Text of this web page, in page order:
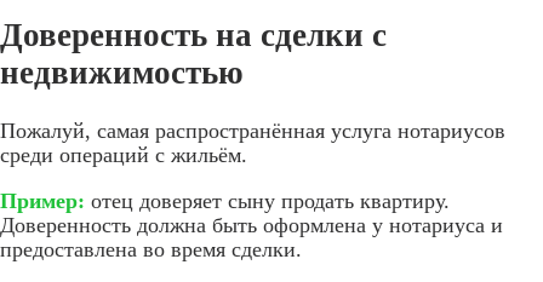
Доверенность на сделки с
недвижимостью
Пожалуй, самая распространённая услуга нотариусов
среди операций с жильём.
Пример: отец доверяет сыну продать квартиру.
Доверенность должна быть оформлена у нотариуса и
предоставлена во время сделки.